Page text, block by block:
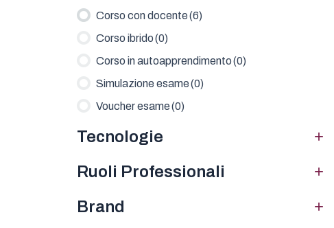
Corso con docente(6)
Corso ibrido(0)
Corso in autoapprendimento(0)
Simulazione esame(0)
Voucher esame(0)
Tecnologie +
Ruoli Professionali +
Brand +